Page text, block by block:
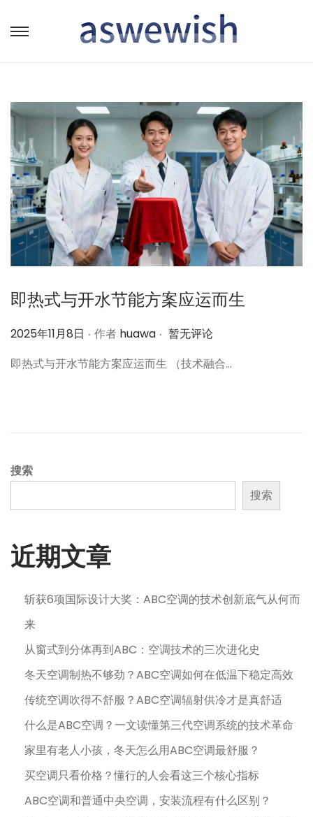
转
航
跳
容
即热式与开水节能方案应运而生
作
2025年11月8日 . 作者 huawa . 暂无评论
即热式与开水节能方案应运而生 （技术融合…
搜索
搜索
近期文章
斩获6项国际设计大奖：ABC空调的技术创新底气从何而
来
从窗式到分体再到ABC：空调技术的三次进化史
冬天空调制热不够劲？ABC空调如何在低温下稳定高效
传统空调吹得不舒服？ABC空调辐射供冷才是真舒适
什么是ABC空调？一文读懂第三代空调系统的技术革命
家里有老人小孩，冬天怎么用ABC空调最舒服？
买空调只看价格？懂行的人会看这三个核心指标
ABC空调和普通中央空调，安装流程有什么区别？